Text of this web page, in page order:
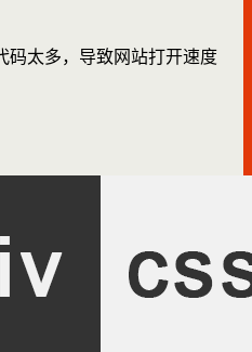
码太多，导致网站打开速度